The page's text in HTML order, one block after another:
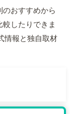
おすすめから
したりできま
情報と独自取材